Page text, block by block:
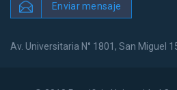
Enviar mensaje
Av. Universitaria N° 1801, San Miguel